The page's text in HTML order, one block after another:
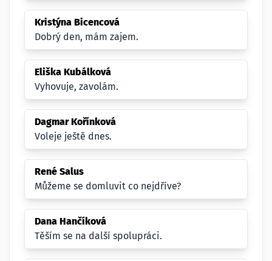
Kristýna Bicencová
Dobrý den, mám zajem.
Eliška Kubálková
Vyhovuje, zavolám.
Dagmar Kořínková
Voleje ještě dnes.
René Salus
Můžeme se domluvit co nejdříve?
Dana Hančíková
Těším se na další spolupráci.